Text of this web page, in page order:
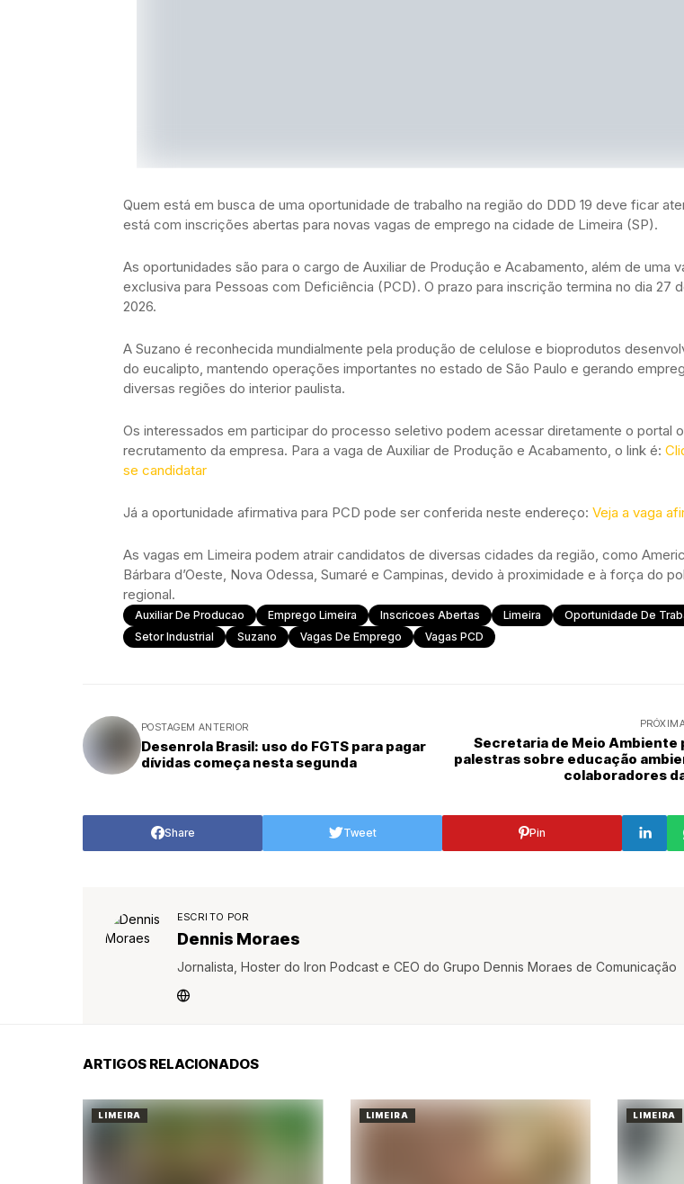
Quem está em busca de uma oportunidade de trabalho na região do DDD 19 deve ficar
está com inscrições abertas para novas vagas de emprego na cidade de Limeira (SP).
As oportunidades são para o cargo de Auxiliar de Produção e Acabamento, além de uma
exclusiva para Pessoas com Deficiência (PCD). O prazo para inscrição termina no dia 27
2026.
A Suzano é reconhecida mundialmente pela produção de celulose e bioprodutos
do eucalipto, mantendo operações importantes no estado de São Paulo e gerando
diversas regiões do interior paulista.
Os interessados em participar do processo seletivo podem acessar diretamente o portal
recrutamento da empresa. Para a vaga de Auxiliar de Produção e Acabamento, o link é:
se candidatar
Já a oportunidade afirmativa para PCD pode ser conferida neste endereço: Veja a vaga
As vagas em Limeira podem atrair candidatos de diversas cidades da região, como
Bárbara d’Oeste, Nova Odessa, Sumaré e Campinas, devido à proximidade e à força do
regional.
Auxiliar De Producao Emprego Limeira Inscricoes Abertas Limeira
Oportunidade De
Setor Industrial
Suzano Vagas De Emprego Vagas PCD
POSTAGEM ANTERIOR
Desenrola Brasil: uso do FGTS para pagar
dívidas começa nesta segunda
Secretaria de Meio Ambiente
palestras sobre educação
colaboradores
Share Tweet Pin
ESCRITO POR
Dennis Moraes
Jornalista, Hoster do Iron Podcast e CEO do Grupo Dennis Moraes de Comunicação
ARTIGOS RELACIONADOS
LIMEIRA LIMEIRA LIMEIRA